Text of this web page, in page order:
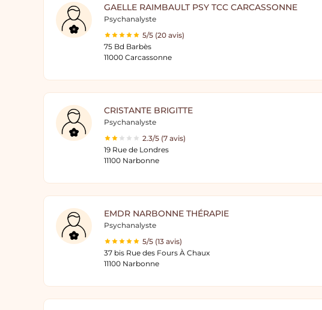
GAELLE RAIMBAULT PSY TCC CARCASSONNE
Psychanalyste
5/5 (20 avis)
75 Bd Barbès
11000 Carcassonne
CRISTANTE BRIGITTE
Psychanalyste
2.3/5 (7 avis)
19 Rue de Londres
11100 Narbonne
EMDR NARBONNE THÉRAPIE
Psychanalyste
5/5 (13 avis)
37 bis Rue des Fours À Chaux
11100 Narbonne